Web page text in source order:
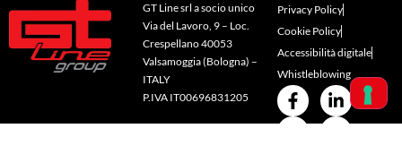
GT Line srl a socio unico
Via del Lavoro, 9 – Loc.
Crespellano 40053
Valsamoggia (Bologna) –
ITALY
P.IVA IT00696831205
Privacy Policy
Cookie Policy
Accessibilità digitale
Whistleblowing